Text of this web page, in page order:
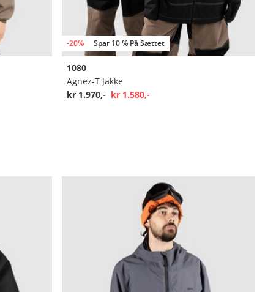
-20% Spar 10 % På Sættet
1080
Agnez-T Jakke
kr 1.970,- kr 1.580,-